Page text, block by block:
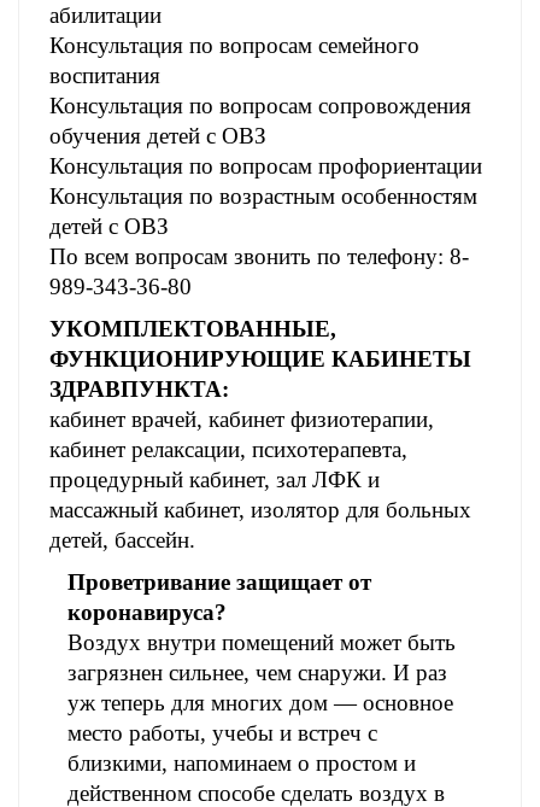
абилитации
Консультация по вопросам семейного
воспитания
Консультация по вопросам сопровождения
обучения детей с ОВЗ
Консультация по вопросам профориентации
Консультация по возрастным особенностям
детей с ОВЗ
По всем вопросам звонить по телефону: 8-
989-343-36-80
УКОМПЛЕКТОВАННЫЕ,
ФУНКЦИОНИРУЮЩИЕ КАБИНЕТЫ
ЗДРАВПУНКТА:
кабинет врачей, кабинет физиотерапии,
кабинет релаксации, психотерапевта,
процедурный кабинет, зал ЛФК и
массажный кабинет, изолятор для больных
детей, бассейн.
Проветривание защищает от
коронавируса?
Воздух внутри помещений может быть
загрязнен сильнее, чем снаружи. И раз
уж теперь для многих дом — основное
место работы, учебы и встреч с
близкими, напоминаем о простом и
действенном способе сделать воздух в